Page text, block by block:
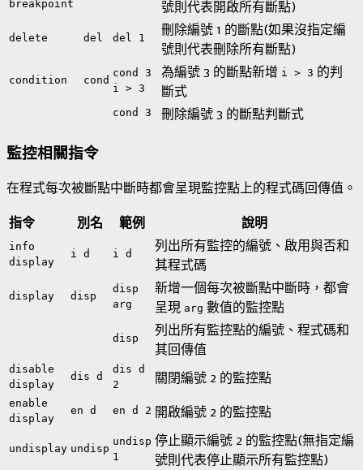
breakpoint 號則代表開啟所有斷點)
delete del del 1
刪除編號 1 的斷點(如果沒指定編
號則代表刪除所有斷點)
condition cond
cond 3
i > 3
為編號 3 的斷點新增 i > 3 的判
斷式
cond 3 刪除編號 3 的斷點判斷式
監控相關指令
在程式每次被斷點中斷時都會呈現監控點上的程式碼回傳值。
指令 別名 範例 說明
info
display
i d i d
列出所有監控的編號、啟用與否和
其程式碼
display disp
disp
arg
新增一個每次被斷點中斷時，都會
呈現 arg 數值的監控點
disp
列出所有監控點的編號、程式碼和
其回傳值
disable
display
dis d
dis d
2
關閉編號 2 的監控點
enable
display
en d en d 2 開啟編號 2 的監控點
undisplay undisp
undisp
1
停止顯示編號 2 的監控點(無指定編
號則代表停止顯示所有監控點)